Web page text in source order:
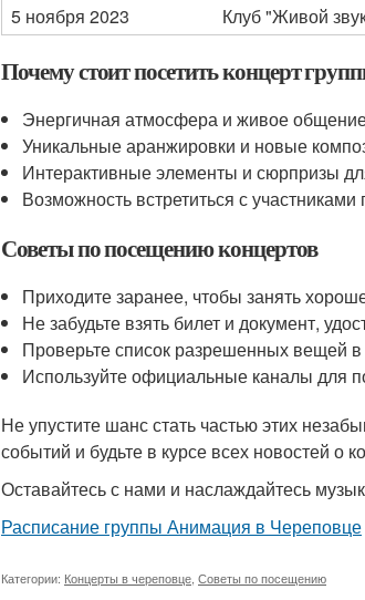
5 ноября 2023
Клуб "Живой
Почему стоит посетить концерт
Энергичная атмосфера и живое
Уникальные аранжировки и новые
Интерактивные элементы и сюрпризы
Возможность встретиться с участниками
Советы по посещению концертов
Приходите заранее, чтобы занять
Не забудьте взять билет и документ,
Проверьте список разрешенных вещей
Используйте официальные каналы для
Не упустите шанс стать частью этих
событий и будьте в курсе всех новостей о
Оставайтесь с нами и наслаждайтесь
Расписание группы Анимация в Череповце
Категории: Концерты в череповце Советы по посещению